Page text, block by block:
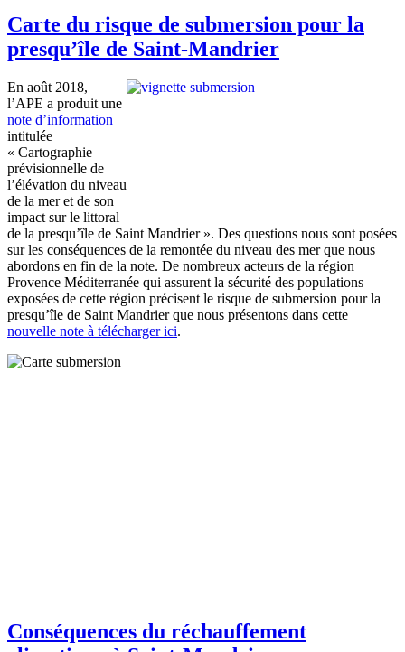
Carte du risque de submersion pour la
presqu’île de Saint-Mandrier
En août 2018,
l’APE a produit une
note d’information
intitulée
« Cartographie
prévisionnelle de
l’élévation du niveau
de la mer et de son
impact sur le littoral
de la presqu’île de Saint Mandrier ». Des questions nous sont posées
sur les conséquences de la remontée du niveau des mer que nous
abordons en fin de la note. De nombreux acteurs de la région
Provence Méditerranée qui assurent la sécurité des populations
exposées de cette région précisent le risque de submersion pour la
presqu’île de Saint Mandrier que nous présentons dans cette
nouvelle note à télécharger ici.
Conséquences du réchauffement